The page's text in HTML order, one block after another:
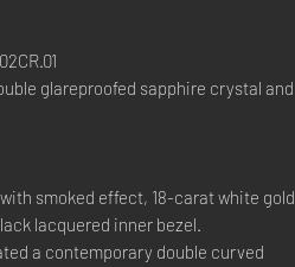
glareproofed sapphire crystal and
smoked effect, 18-carat white gold
lacquered inner bezel.
a contemporary double curved